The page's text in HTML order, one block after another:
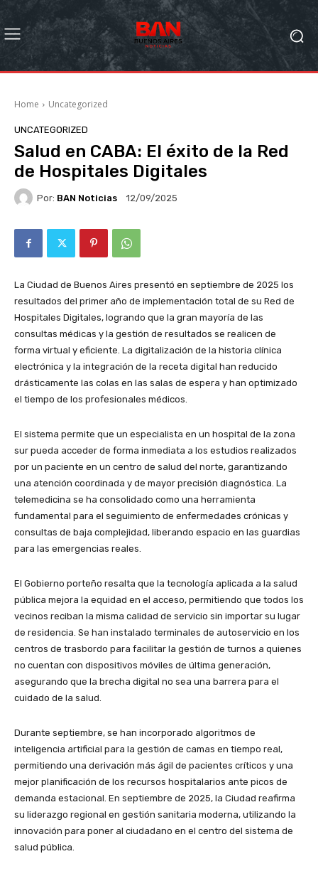
Home Uncategorized
UNCATEGORIZED
Salud en CABA: El éxito de la Red
de Hospitales Digitales
Por: BAN Noticias 12/09/2025
La Ciudad de Buenos Aires presentó en septiembre de 2025 los
resultados del primer año de implementación total de su Red de
Hospitales Digitales, logrando que la gran mayoría de las
consultas médicas y la gestión de resultados se realicen de
forma virtual y eficiente. La digitalización de la historia clínica
electrónica y la integración de la receta digital han reducido
drásticamente las colas en las salas de espera y han optimizado
el tiempo de los profesionales médicos.
El sistema permite que un especialista en un hospital de la zona
sur pueda acceder de forma inmediata a los estudios realizados
por un paciente en un centro de salud del norte, garantizando
una atención coordinada y de mayor precisión diagnóstica. La
telemedicina se ha consolidado como una herramienta
fundamental para el seguimiento de enfermedades crónicas y
consultas de baja complejidad, liberando espacio en las guardias
para las emergencias reales.
El Gobierno porteño resalta que la tecnología aplicada a la salud
pública mejora la equidad en el acceso, permitiendo que todos los
vecinos reciban la misma calidad de servicio sin importar su lugar
de residencia. Se han instalado terminales de autoservicio en los
centros de trasbordo para facilitar la gestión de turnos a quienes
no cuentan con dispositivos móviles de última generación,
asegurando que la brecha digital no sea una barrera para el
cuidado de la salud.
Durante septiembre, se han incorporado algoritmos de
inteligencia artificial para la gestión de camas en tiempo real,
permitiendo una derivación más ágil de pacientes críticos y una
mejor planificación de los recursos hospitalarios ante picos de
demanda estacional. En septiembre de 2025, la Ciudad reafirma
su liderazgo regional en gestión sanitaria moderna, utilizando la
innovación para poner al ciudadano en el centro del sistema de
salud pública.